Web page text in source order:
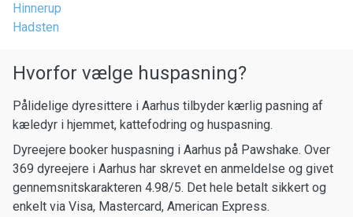
Hinnerup
Hadsten
Hvorfor vælge huspasning?
Pålidelige dyresittere i Aarhus tilbyder kærlig pasning af
kæledyr i hjemmet, kattefodring og huspasning.
Dyreejere booker huspasning i Aarhus på Pawshake. Over
369 dyreejere i Aarhus har skrevet en anmeldelse og givet
gennemsnitskarakteren 4.98/5. Det hele betalt sikkert og
enkelt via Visa, Mastercard, American Express.